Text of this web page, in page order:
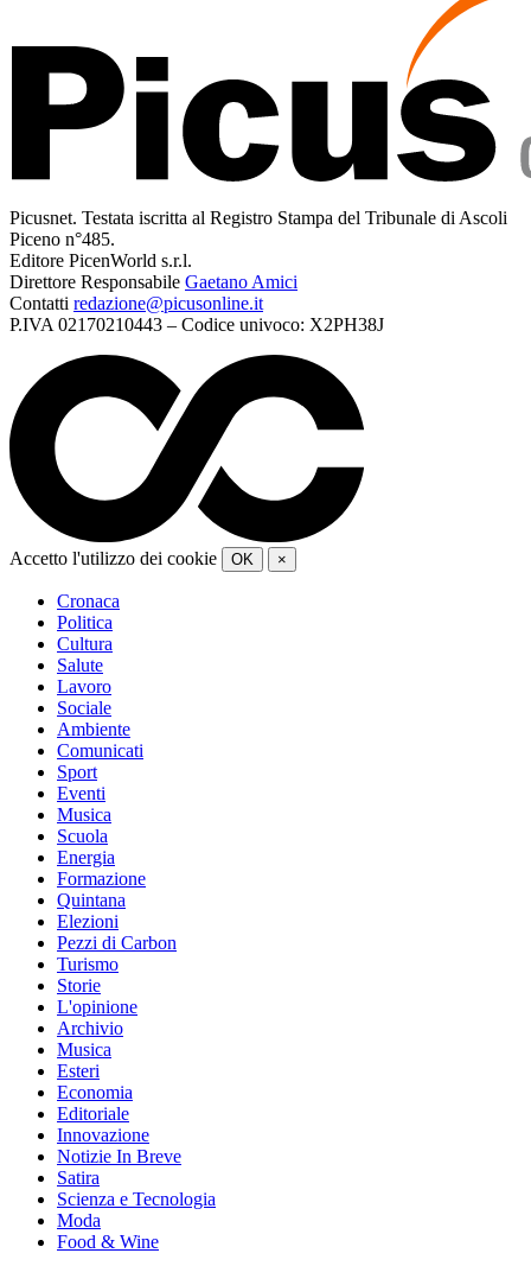
Picusnet. Testata iscritta al Registro Stampa del Tribunale di Ascoli
Piceno n°485.
Editore PicenWorld s.r.l.
Direttore Responsabile Gaetano Amici
Contatti redazione@picusonline.it
P.IVA 02170210443 – Codice univoco: X2PH38J
Accetto l'utilizzo dei cookie OK ×
Cronaca
Politica
Cultura
Salute
Lavoro
Sociale
Ambiente
Comunicati
Sport
Eventi
Musica
Scuola
Energia
Formazione
Quintana
Elezioni
Pezzi di Carbon
Turismo
Storie
L'opinione
Archivio
Musica
Esteri
Economia
Editoriale
Innovazione
Notizie In Breve
Satira
Scienza e Tecnologia
Moda
Food & Wine